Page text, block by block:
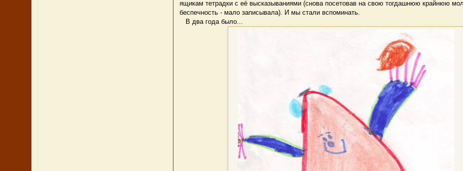
ящикам тетрадки с её высказываниями (снова посетовав на свою тогдашнюю крайнюю
беспечность - мало записывала). И мы стали вспоминать.
В два года было...